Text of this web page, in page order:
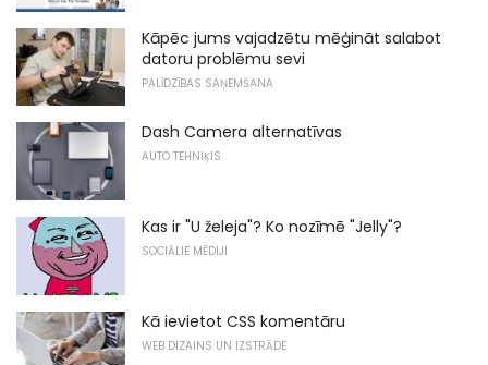
Kāpēc jums vajadzētu mēģināt salabot
datoru problēmu sevi
PALĪDZĪBAS SAŅEMŠANA
Dash Camera alternatīvas
AUTO TEHNIĶIS
Kas ir "U želeja"? Ko nozīmē "Jelly"?
SOCIĀLIE MĒDIJI
Kā ievietot CSS komentāru
WEB DIZAINS UN IZSTRĀDE